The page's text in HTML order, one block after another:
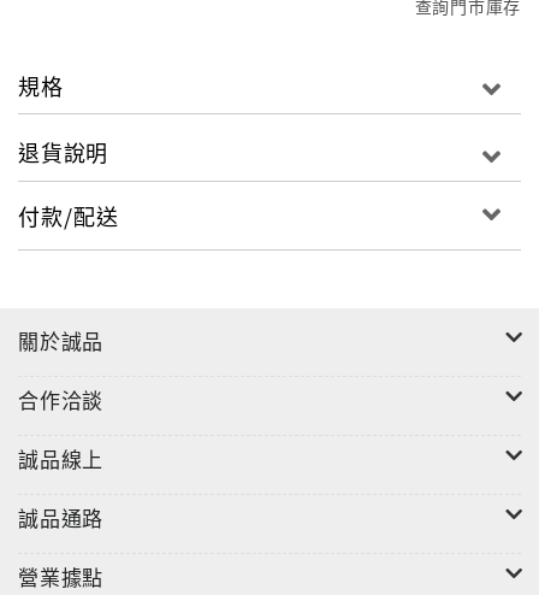
查詢門市庫存
規格
退貨說明
付款/配送
關於誠品
合作洽談
誠品線上
誠品通路
營業據點